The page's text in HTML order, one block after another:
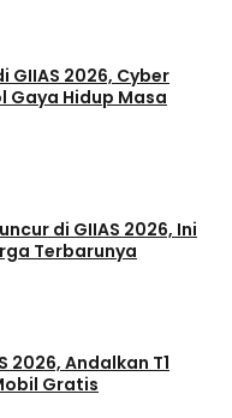
GIIAS 2026, Cyber
Gaya Hidup Masa
di GIIAS 2026, Ini
Terbarunya
2026, Andalkan T1
Gratis